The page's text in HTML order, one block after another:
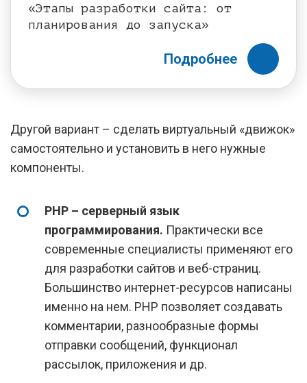
«Этапы разработки сайта: от
планирования до запуска»
Подробнее
Другой вариант – сделать виртуальный «движок»
самостоятельно и установить в него нужные
компоненты.
PHP – серверный язык
программирования. Практически все
современные специалисты применяют его
для разработки сайтов и веб-страниц.
Большинство интернет-ресурсов написаны
именно на нем. PHP позволяет создавать
комментарии, разнообразные формы
отправки сообщений, функционал
рассылок, приложения и др.